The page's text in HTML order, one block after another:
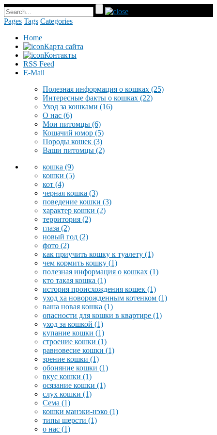
Pages Tags Categories
Home
Карта сайта
Контакты
RSS Feed
E-Mail
Полезная информация о кошках (25)
Интересные факты о кошках (22)
Уход за кошками (16)
О нас (6)
Мои питомцы (6)
Кошачий юмор (5)
Породы кошек (3)
Ваши питомцы (2)
кошка (9)
кошки (5)
кот (4)
черная кошка (3)
поведение кошки (3)
характер кошки (2)
территория (2)
глаза (2)
новый год (2)
фото (2)
как приучить кошку к туалету (1)
чем кормить кошку (1)
полезная информация о кошках (1)
кто такая кошка (1)
история происхождения кошек (1)
уход ха новорожденным котенком (1)
ваша новая кошка (1)
опасности для кошки в квартире (1)
уход за кошкой (1)
купание кошки (1)
строение кошки (1)
равновесие кошки (1)
зрение кошки (1)
обоняние кошки (1)
вкус кошки (1)
осязание кошки (1)
слух кошки (1)
Сема (1)
кошки манэки-нэко (1)
типы шерсти (1)
о нас (1)